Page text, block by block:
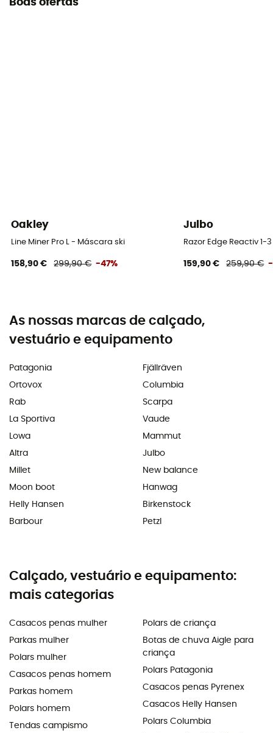
Boas ofertas
Oakley
Line Miner Pro L - Máscara ski
158,90 € 299,90 € -47%
Julbo
Razor Edge Reactiv 1-
159,90 € 259,90 € -
As nossas marcas de calçado,
vestuário e equipamento
Patagonia
Ortovox
Rab
La Sportiva
Lowa
Altra
Millet
Moon boot
Helly Hansen
Barbour
Fjällräven
Columbia
Scarpa
Vaude
Mammut
Julbo
New balance
Hanwag
Birkenstock
Petzl
Calçado, vestuário e equipamento:
mais categorias
Casacos penas mulher
Parkas mulher
Polars mulher
Casacos penas homem
Parkas homem
Polars homem
Tendas campismo
Polars de criança
Botas de chuva Aigle para
criança
Polars Patagonia
Casacos penas Pyrenex
Casacos Helly Hansen
Polars Columbia